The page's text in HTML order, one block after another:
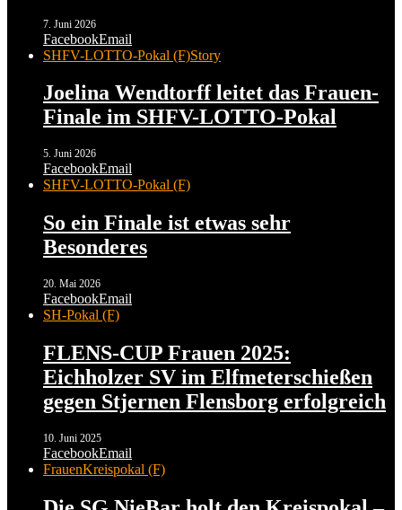
7. Juni 2026
FacebookEmail
SHFV-LOTTO-Pokal (F)Story
Joelina Wendtorff leitet das Frauen-
Finale im SHFV-LOTTO-Pokal
5. Juni 2026
FacebookEmail
SHFV-LOTTO-Pokal (F)
So ein Finale ist etwas sehr
Besonderes
20. Mai 2026
FacebookEmail
SH-Pokal (F)
FLENS-CUP Frauen 2025:
Eichholzer SV im Elfmeterschießen
gegen Stjernen Flensborg erfolgreich
10. Juni 2025
FacebookEmail
FrauenKreispokal (F)